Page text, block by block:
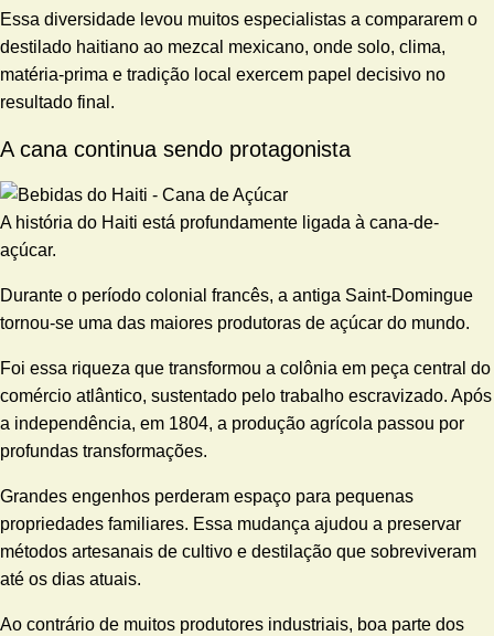
Essa diversidade levou muitos especialistas a compararem o
destilado haitiano ao mezcal mexicano, onde solo, clima,
matéria-prima e tradição local exercem papel decisivo no
resultado final.
A cana continua sendo protagonista
A história do Haiti está profundamente ligada à cana-de-
açúcar.
Durante o período colonial francês, a antiga Saint-Domingue
tornou-se uma das maiores produtoras de açúcar do mundo.
Foi essa riqueza que transformou a colônia em peça central do
comércio atlântico, sustentado pelo trabalho escravizado. Após
a independência, em 1804, a produção agrícola passou por
profundas transformações.
Grandes engenhos perderam espaço para pequenas
propriedades familiares. Essa mudança ajudou a preservar
métodos artesanais de cultivo e destilação que sobreviveram
até os dias atuais.
Ao contrário de muitos produtores industriais, boa parte dos